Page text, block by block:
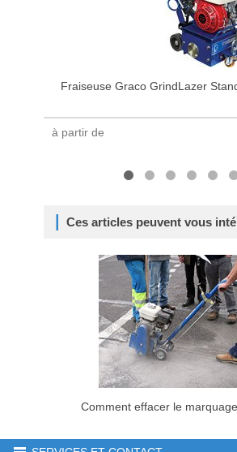
Fraiseuse Graco GrindLazer
à partir de
Ces articles peuvent vous
Comment effacer le